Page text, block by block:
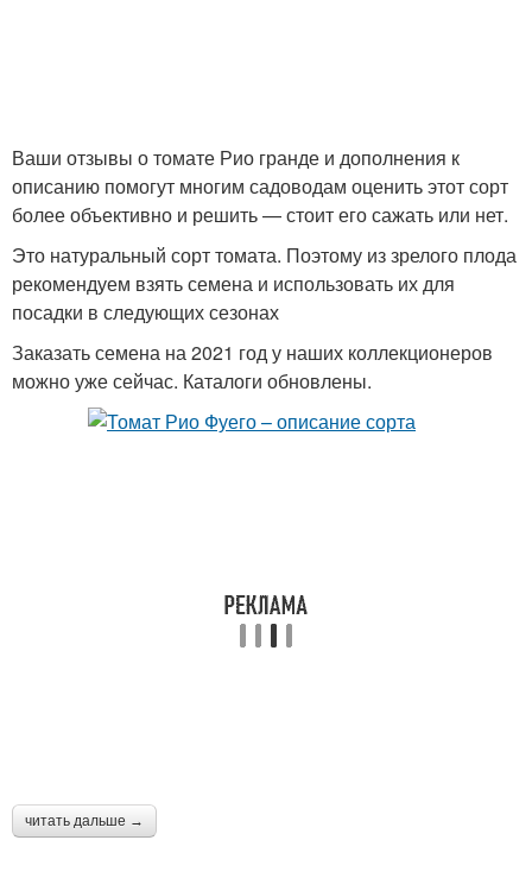
Ваши отзывы о томате Рио гранде и дополнения к
описанию помогут многим садоводам оценить этот сорт
более объективно и решить — стоит его сажать или нет.
Это натуральный сорт томата. Поэтому из зрелого плода
рекомендуем взять семена и использовать их для
посадки в следующих сезонах
Заказать семена на 2021 год у наших коллекционеров
можно уже сейчас. Каталоги обновлены.
читать дальше →